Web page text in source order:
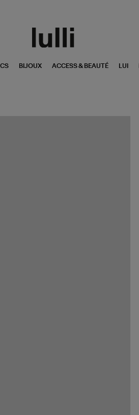
BIJOUX ACCESS & BEAUTÉ LUI